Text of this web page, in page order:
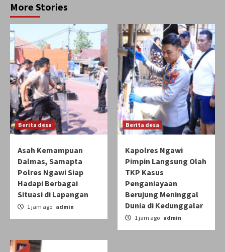
More Stories
Berita desa
Asah Kemampuan
Dalmas, Samapta
Polres Ngawi Siap
Hadapi Berbagai
Situasi di Lapangan
1 jam ago admin
Berita desa
Kapolres Ngawi
Pimpin Langsung Olah
TKP Kasus
Penganiayaan
Berujung Meninggal
Dunia di Kedunggalar
1 jam ago admin